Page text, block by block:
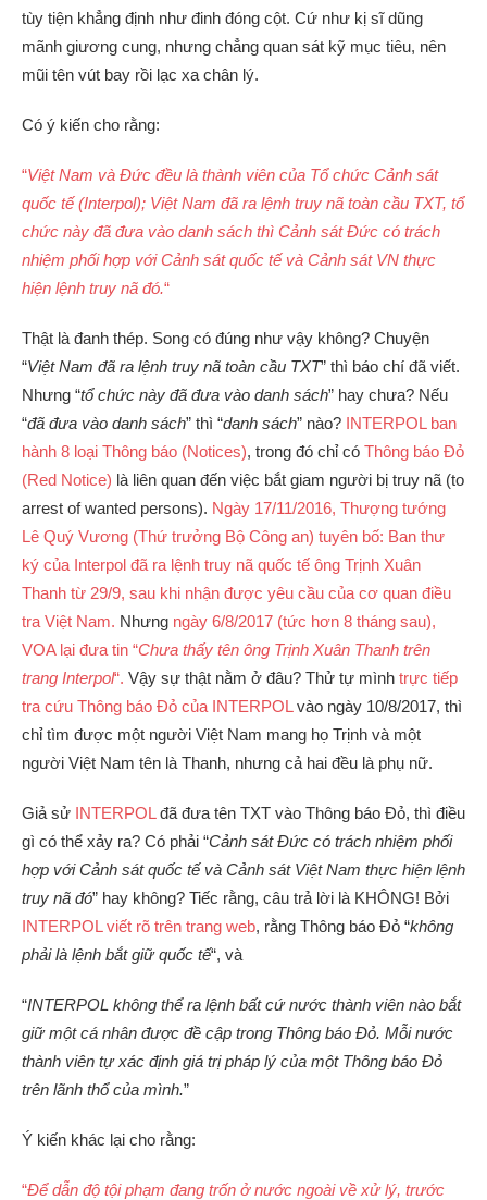
tùy tiện khẳng định như đinh đóng cột. Cứ như kị sĩ dũng
mãnh giương cung, nhưng chẳng quan sát kỹ mục tiêu, nên
mũi tên vút bay rồi lạc xa chân lý.
Có ý kiến cho rằng:
“Việt Nam và Đức đều là thành viên của Tổ chức Cảnh sát
quốc tế (Interpol); Việt Nam đã ra lệnh truy nã toàn cầu TXT, tổ
chức này đã đưa vào danh sách thì Cảnh sát Đức có trách
nhiệm phối hợp với Cảnh sát quốc tế và Cảnh sát VN thực
hiện lệnh truy nã đó.“
Thật là đanh thép. Song có đúng như vậy không? Chuyện
“Việt Nam đã ra lệnh truy nã toàn cầu TXT” thì báo chí đã viết.
Nhưng “tổ chức này đã đưa vào danh sách” hay chưa? Nếu
“đã đưa vào danh sách” thì “danh sách” nào? INTERPOL ban
hành 8 loại Thông báo (Notices), trong đó chỉ có Thông báo Đỏ
(Red Notice) là liên quan đến việc bắt giam người bị truy nã (to
arrest of wanted persons). Ngày 17/11/2016, Thượng tướng
Lê Quý Vương (Thứ trưởng Bộ Công an) tuyên bố: Ban thư
ký của Interpol đã ra lệnh truy nã quốc tế ông Trịnh Xuân
Thanh từ 29/9, sau khi nhận được yêu cầu của cơ quan điều
tra Việt Nam. Nhưng ngày 6/8/2017 (tức hơn 8 tháng sau),
VOA lại đưa tin “Chưa thấy tên ông Trịnh Xuân Thanh trên
trang Interpol“. Vậy sự thật nằm ở đâu? Thử tự mình trực tiếp
tra cứu Thông báo Đỏ của INTERPOL vào ngày 10/8/2017, thì
chỉ tìm được một người Việt Nam mang họ Trịnh và một
người Việt Nam tên là Thanh, nhưng cả hai đều là phụ nữ.
Giả sử INTERPOL đã đưa tên TXT vào Thông báo Đỏ, thì điều
gì có thể xảy ra? Có phải “Cảnh sát Đức có trách nhiệm phối
hợp với Cảnh sát quốc tế và Cảnh sát Việt Nam thực hiện lệnh
truy nã đó” hay không? Tiếc rằng, câu trả lời là KHÔNG! Bởi
INTERPOL viết rõ trên trang web, rằng Thông báo Đỏ “không
phải là lệnh bắt giữ quốc tế“, và
“INTERPOL không thể ra lệnh bất cứ nước thành viên nào bắt
giữ một cá nhân được đề cập trong Thông báo Đỏ. Mỗi nước
thành viên tự xác định giá trị pháp lý của một Thông báo Đỏ
trên lãnh thổ của mình.”
Ý kiến khác lại cho rằng:
“Để dẫn độ tội phạm đang trốn ở nước ngoài về xử lý, trước